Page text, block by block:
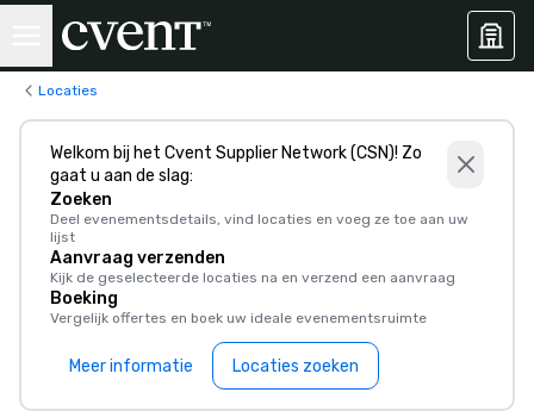
Locaties
Welkom bij het Cvent Supplier Network (CSN)! Zo
gaat u aan de slag:
Zoeken
Deel evenementsdetails, vind locaties en voeg ze toe aan uw
lijst
Aanvraag verzenden
Kijk de geselecteerde locaties na en verzend een aanvraag
Boeking
Vergelijk offertes en boek uw ideale evenementsruimte
Meer informatie Locaties zoeken